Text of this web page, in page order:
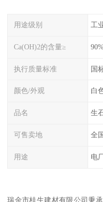
用途级别 工
Ca(OH)2的含量≥
执行质量标准 国
颜色/外观 白
品名 生
可售卖地 全
用途 电
瑞金市桂生建材有限公司秉